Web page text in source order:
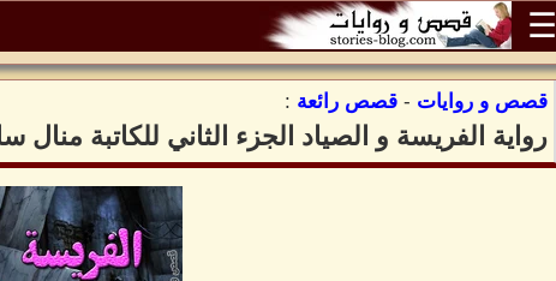
☰
قصص و روايات - قصص رائعة :
رواية الفريسة و الصياد الجزء الثاني للكاتبة